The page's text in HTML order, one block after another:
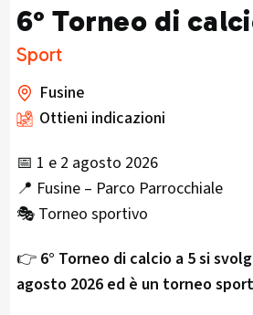
6° Torneo di
Sport
Fusine
Ottieni indicazioni
📅 1 e 2 agosto 2026
📍 Fusine – Parco Parrocchiale
🎭 Torneo sportivo
👉 6° Torneo di calcio a 5 si
agosto 2026 ed è un torneo